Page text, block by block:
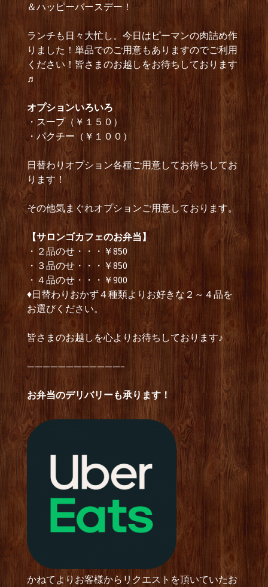
＆ハッピーバースデー！
ランチも日々大忙し。今日はピーマンの肉詰め作
りました！単品でのご用意もありますのでご利用
ください！皆さまのお越しをお待ちしております
♬
オプションいろいろ
・スープ（￥１５０）
・パクチー（￥１００）
日替わりオプション各種ご用意してお待ちしてお
ります！
その他気まぐれオプションご用意しております。
【サロンゴカフェのお弁当】
・２品のせ・・・￥850
・３品のせ・・・￥850
・４品のせ・・・￥900
♦日替わりおかず４種類よりお好きな２～４品を
お選びください。
皆さまのお越しを心よりお待ちしております♪
————————————–
お弁当のデリバリーも承ります！
かねてよりお客様からリクエストを頂いていたお